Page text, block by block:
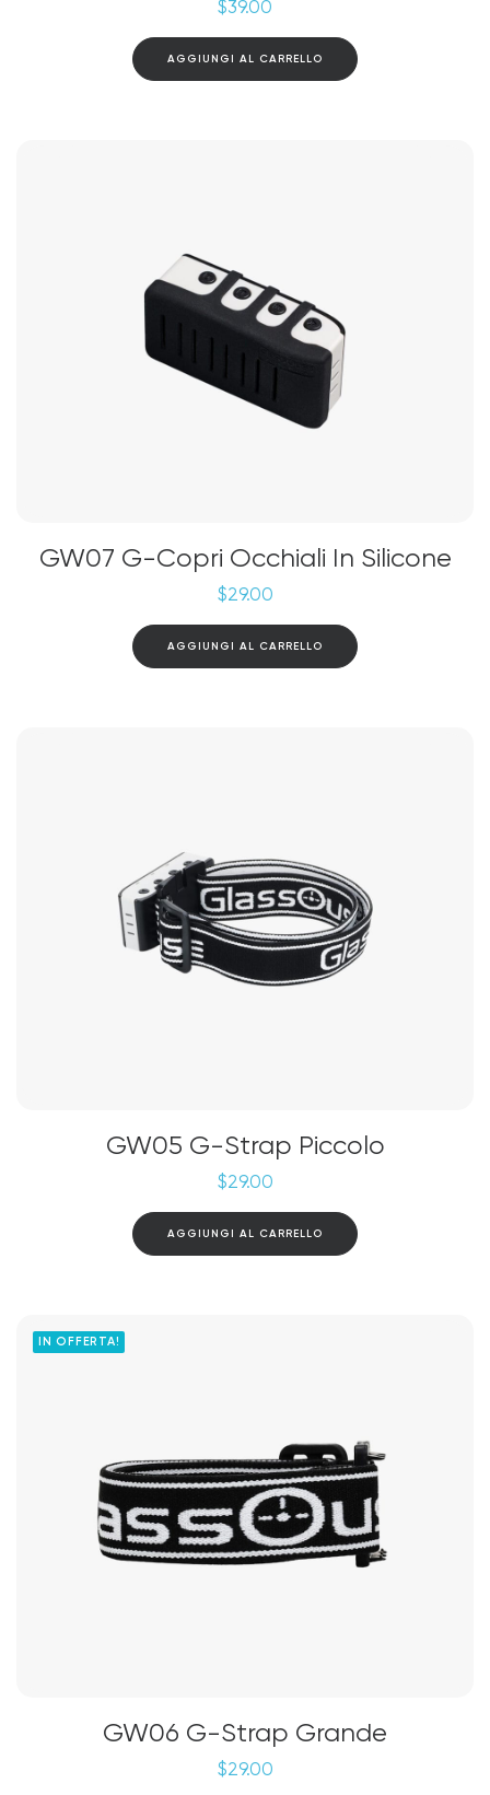
$39.00
AGGIUNGI AL CARRELLO
GW07 G-Copri Occhiali In Silicone
$29.00
AGGIUNGI AL CARRELLO
GW05 G-Strap Piccolo
$29.00
AGGIUNGI AL CARRELLO
IN OFFERTA!
GW06 G-Strap Grande
$29.00